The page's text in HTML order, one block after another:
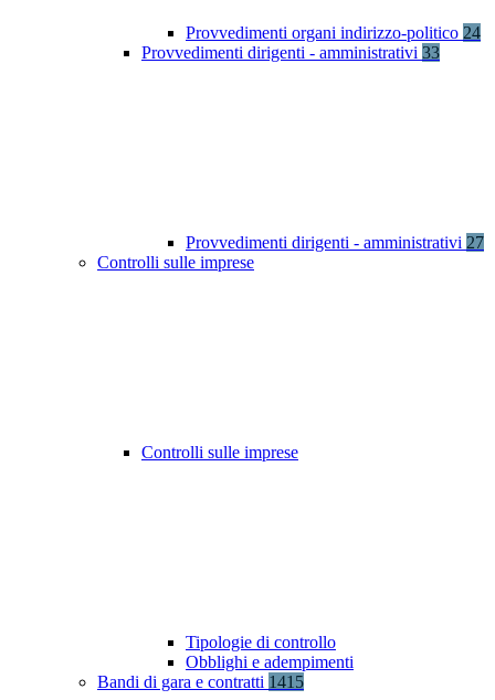
Provvedimenti organi indirizzo-politico 24
Provvedimenti dirigenti - amministrativi 33
Provvedimenti dirigenti - amministrativi 27
Controlli sulle imprese
Controlli sulle imprese
Tipologie di controllo
Obblighi e adempimenti
Bandi di gara e contratti 1415